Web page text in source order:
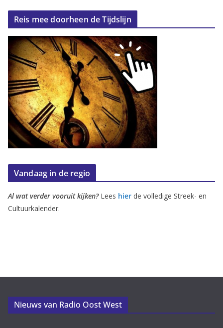
Reis mee doorheen de Tijdslijn
Vandaag in de regio
Al wat verder vooruit kijken?Lees hier de volledige Streek- en
Cultuurkalender.
Nieuws van Radio Oost West